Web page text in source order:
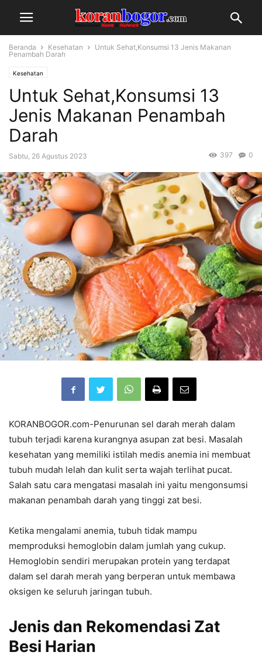
Beranda Kesehatan
Untuk Sehat,Konsumsi 13 Jenis Makanan
Penambah Darah
Kesehatan
Untuk Sehat,Konsumsi 13
Jenis Makanan Penambah
Darah
Sabtu, 26 Agustus 2023 0
397
KORANBOGOR.com-Penurunan sel darah merah dalam
tubuh terjadi karena kurangnya asupan zat besi. Masalah
kesehatan yang memiliki istilah medis anemia ini membuat
tubuh mudah lelah dan kulit serta wajah terlihat pucat.
Salah satu cara mengatasi masalah ini yaitu mengonsumsi
makanan penambah darah yang tinggi zat besi.
Ketika mengalami anemia, tubuh tidak mampu
memproduksi hemoglobin dalam jumlah yang cukup.
Hemoglobin sendiri merupakan protein yang terdapat
dalam sel darah merah yang berperan untuk membawa
oksigen ke seluruh jaringan tubuh.
Jenis dan Rekomendasi Zat
Besi Harian